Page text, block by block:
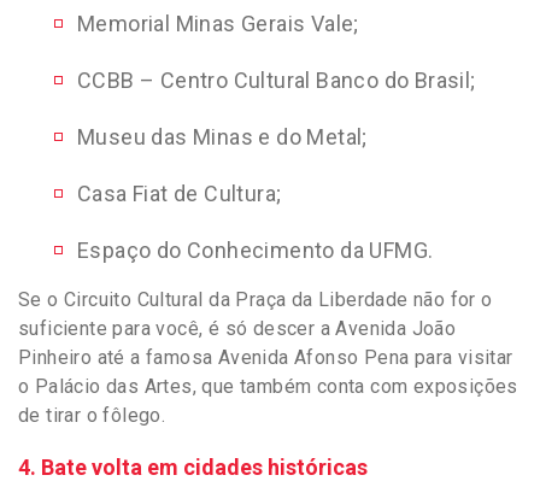
Memorial Minas Gerais Vale;
CCBB – Centro Cultural Banco do Brasil;
Museu das Minas e do Metal;
Casa Fiat de Cultura;
Espaço do Conhecimento da UFMG.
Se o Circuito Cultural da Praça da Liberdade não for o
suficiente para você, é só descer a Avenida João
Pinheiro até a famosa Avenida Afonso Pena para visitar
o Palácio das Artes, que também conta com exposições
de tirar o fôlego.
4. Bate volta em cidades históricas